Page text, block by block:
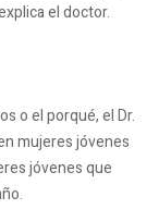
el doctor.
o el porqué, el Dr.
mujeres jóvenes
jóvenes que